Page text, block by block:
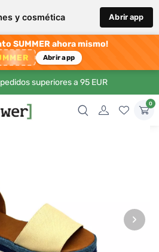
y cosmética Abrir app
SUMMER ahora mismo!
Abrir app
superiores a 95 EUR
0
›